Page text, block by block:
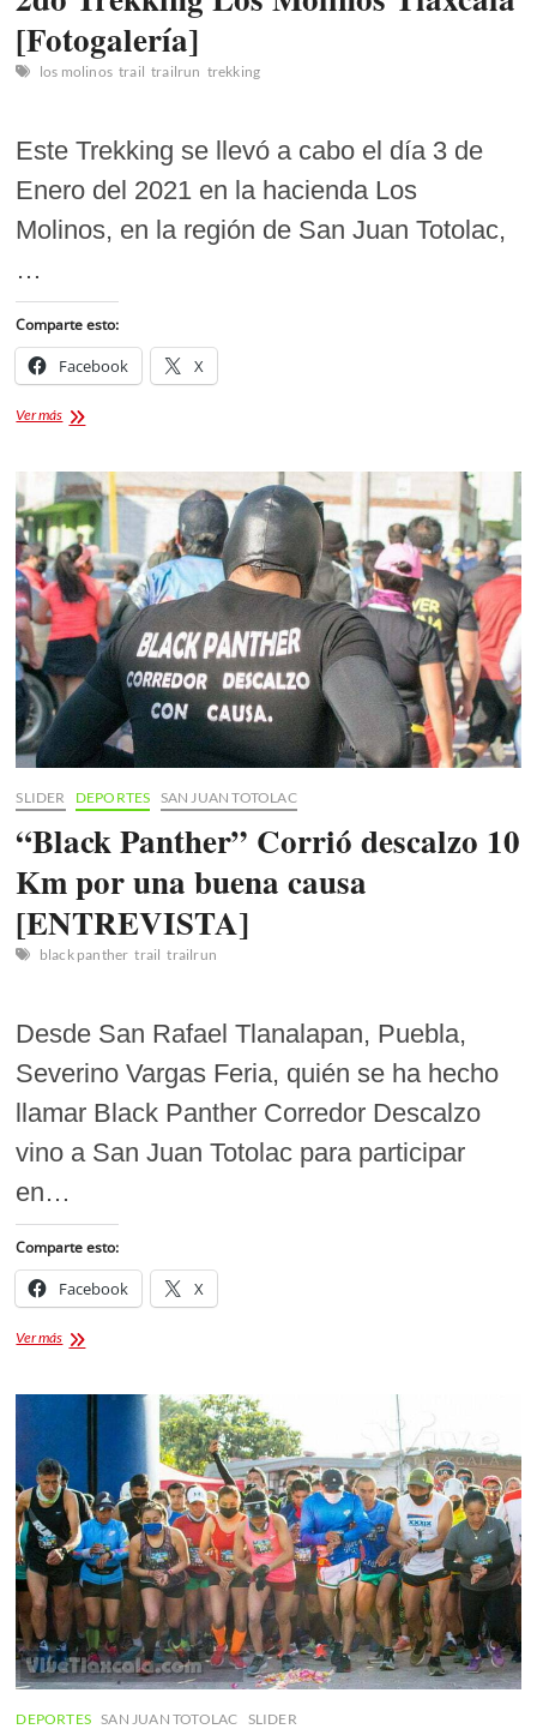
[Fotogalería]
los molinos trail trailrun trekking
Este Trekking se llevó a cabo el día 3 de
Enero del 2021 en la hacienda Los
Molinos, en la región de San Juan Totolac,
…
Comparte esto:
Facebook X
Ver más2do
Molinos
Tlaxcala
[Fotogalería]
SLIDER DEPORTES SAN JUAN TOTOLAC
“Black Panther” Corrió descalzo 10
Km por una buena causa
[ENTREVISTA]
black panther trail trailrun
Desde San Rafael Tlanalapan, Puebla,
Severino Vargas Feria, quién se ha hecho
llamar Black Panther Corredor Descalzo
vino a San Juan Totolac para participar
en…
Comparte esto:
Facebook X
Ver más“Black
descalzo
por
una
buena
causa
[ENTREVISTA]
DEPORTES SAN JUAN TOTOLAC SLIDER